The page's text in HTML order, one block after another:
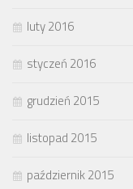
luty 2016
styczeń 2016
grudzień 2015
listopad 2015
październik 2015